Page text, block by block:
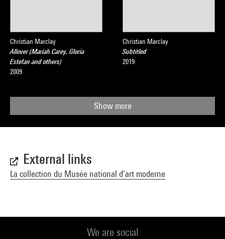
Christian Marclay
Allover (Mariah Carey, Gloria
Estefan and others)
2009
Christian Marclay
Subtitled
2019
Show more
External links
La collection du Musée national d’art moderne
We are social